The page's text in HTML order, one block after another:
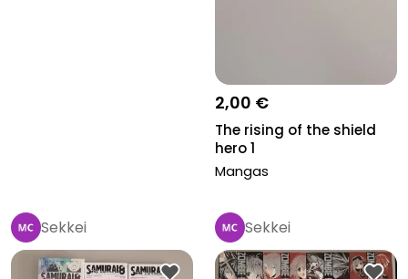
2,00 €
The rising of the shield
hero 1
Mangas
Sekkei Sekkei